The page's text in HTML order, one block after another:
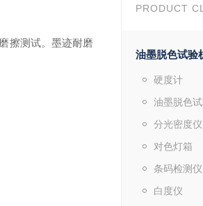
PRODUCT
油墨脱色试验
硬度计
油墨脱色
分光密度仪
对色灯箱
条码检测仪
白度仪
擦测试。墨迹耐磨